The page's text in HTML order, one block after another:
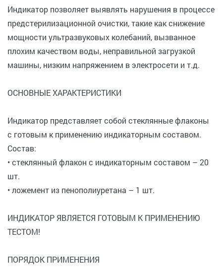
Индикатор позволяет выявлять нарушения в процессе
предстерилизационной очистки, такие как снижение
мощности ультразвуковых колебаний, вызванное
плохим качеством воды, неправильной загрузкой
машины, низким напряжением в электросети и т.д.
ОСНОВНЫЕ ХАРАКТЕРИСТИКИ
Индикатор представляет собой стеклянные флаконы
c готовым к применению индикаторным составом.
Состав:
• стеклянный флакон c индикаторным составом – 20
шт.
• ложемент из пенополиуретана – 1 шт.
ИНДИКАТОР ЯВЛЯЕТСЯ ГОТОВЫМ К ПРИМЕНЕНИЮ
ТЕСТОМ!
ПОРЯДОК ПРИМЕНЕНИЯ